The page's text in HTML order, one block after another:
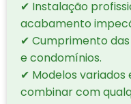
✔ Instalação
acabamento
✔ Cumprimento
e condomínios.
✔ Modelos variados
combinar com